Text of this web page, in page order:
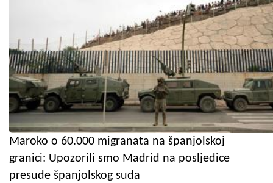
Maroko o 60.000 migranata na španjolskoj
granici: Upozorili smo Madrid na posljedice
presude španjolskog suda